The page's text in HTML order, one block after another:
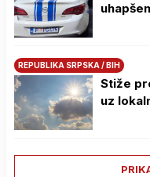
REPUBLIKA SRPSKA / BIH
Stiže
uz